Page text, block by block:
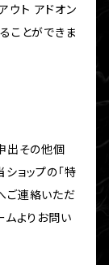
ウト アドオン
ことができま
出その他個
ョップの「特
ご連絡いただ
ムよりお問い